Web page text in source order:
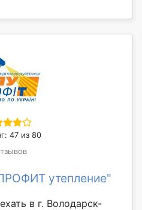
47 из 80
утепление"
в г. Володарск-